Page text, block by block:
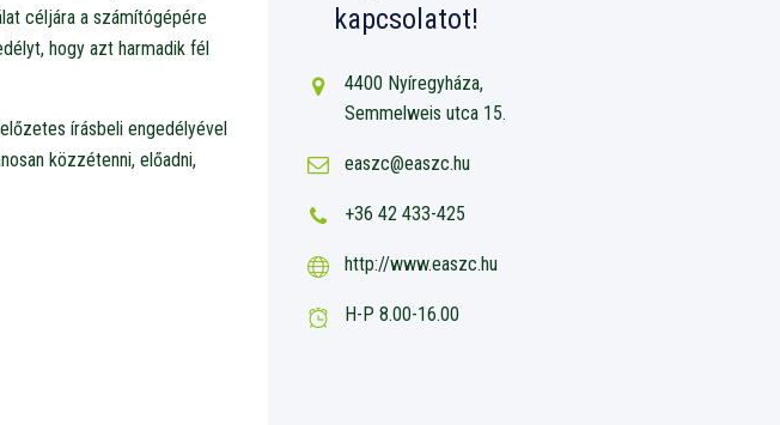
céljára a számítógépére
hogy azt harmadik fél
írásbeli engedélyével
közzétenni, előadni,
kapcsolatot!
4400 Nyíregyháza,
Semmelweis utca 15.
easzc@easzc.hu
+36 42 433-425
http://www.easzc.hu
H-P 8.00-16.00